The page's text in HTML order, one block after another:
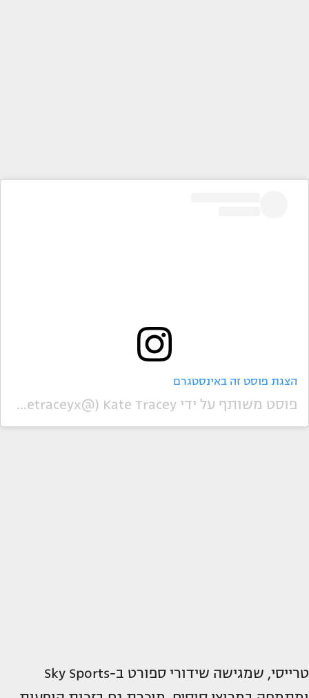
הצגת פוסט זה באינסטגרם
פוסט משותף על ידי ‏‎Kate Tracey‎‏ (@‏‎katetraceyx‎‏)
טרייסי, שמגישה שידורי ספורט ב-Sky Sports